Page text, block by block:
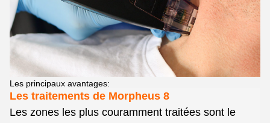
Les principaux avantages:
Les traitements de Morpheus 8
Les zones les plus couramment traitées sont le